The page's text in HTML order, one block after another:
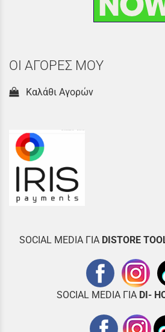
ΟΙ ΑΓΟΡΕΣ ΜΟΥ
Καλάθι Αγορών
SOCIAL MEDIA ΓΙΑ DISTORE
SOCIAL MEDIA ΓΙΑ DI-